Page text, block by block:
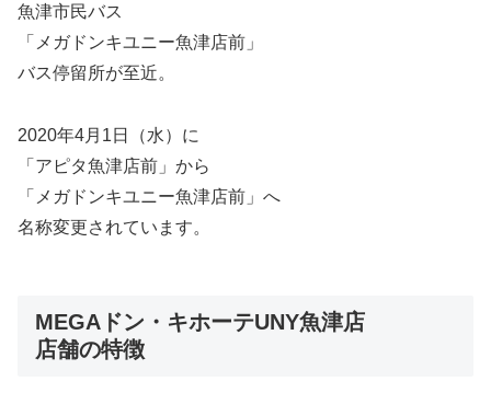
魚津市民バス
「メガドンキユニー魚津店前」
バス停留所が至近。
2020年4月1日（水）に
「アピタ魚津店前」から
「メガドンキユニー魚津店前」へ
名称変更されています。
MEGAドン・キホーテUNY魚津店
店舗の特徴